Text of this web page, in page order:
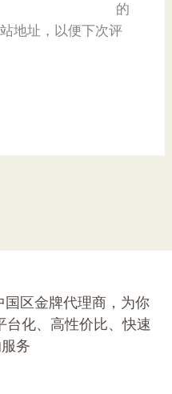
的
地址，以便下次评
区金牌代理商，为你
台化、高性价比、快速
务